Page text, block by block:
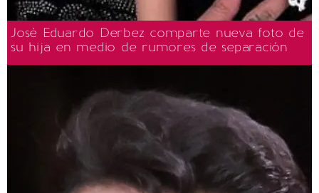
José Eduardo Derbez comparte nueva foto de
su hija en medio de rumores de separación